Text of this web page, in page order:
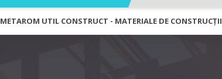
METAROM UTIL CONSTRUCT - MATERIALE DE CONSTRUCȚII